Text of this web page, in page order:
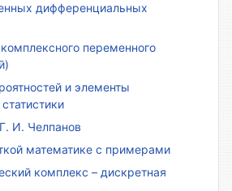
дифференциальных
переменного
и элементы
И. Челпанов
математике с примерами
комплекс – дискретная